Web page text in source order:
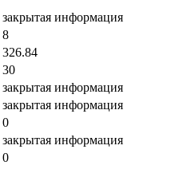
закрытая информация
8
326.84
30
закрытая информация
закрытая информация
0
закрытая информация
0